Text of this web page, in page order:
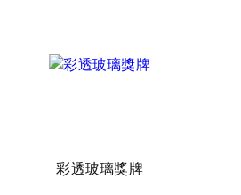
彩透玻璃獎牌